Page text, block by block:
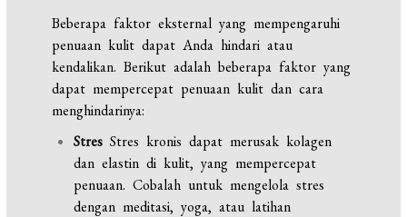
Beberapa faktor eksternal yang mempengaruhi
penuaan kulit dapat Anda hindari atau
kendalikan. Berikut adalah beberapa faktor yang
dapat mempercepat penuaan kulit dan cara
menghindarinya:
Stres Stres kronis dapat merusak kolagen
dan elastin di kulit, yang mempercepat
penuaan. Cobalah untuk mengelola stres
dengan meditasi, yoga, atau latihan